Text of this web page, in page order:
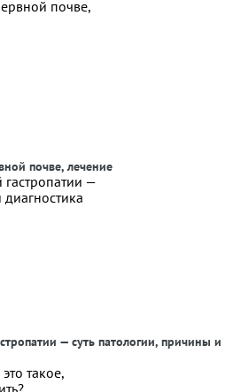
почве, лечение
— суть патологии, причины и